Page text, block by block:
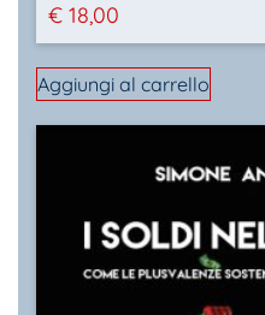
€ 18,00
Aggiungi al carrello